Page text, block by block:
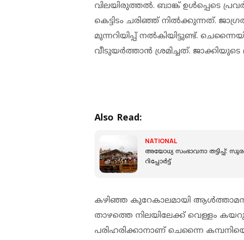
വിലയിരുത്തല്‍. ബാങ്ക് ഉള്‍പ്പെടെ
കെട്ടിടം ചരിഞ്ഞ് നില്‍ക്കുന്നത്.
മുന്നറിയിപ്പ് നല്‍കിയിട്ടുണ്ട്.
വീടുയര്‍ത്താന്‍ ശ്രമിച്ചത്.
Also Read:
NATIONAL
അയോധ്യ സംഭാവനാ തട്ടിപ്പ്:
റിപ്പോർട്ട്
കഴിഞ്ഞ കുറേകാലമായി
താഴത്തെ നിലയിലേക്ക് വെള്ളം
പരിഹരിക്കാനാണ് ചെന്നൈ